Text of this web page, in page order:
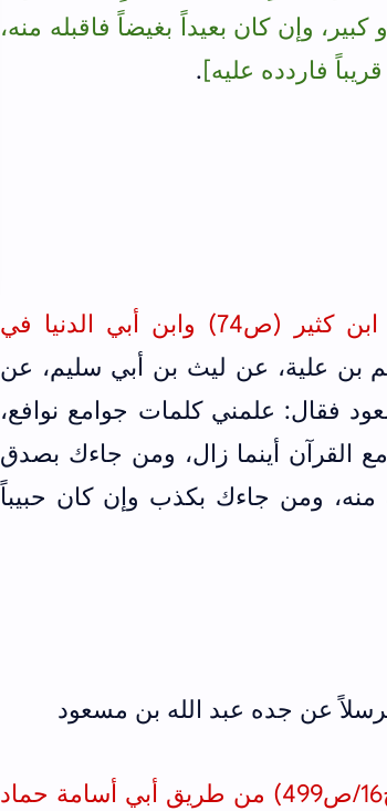
وإن كان بعيداً بغيضاً فاقبله منه،
فاردده عليه].
كثير (ص74) و
ابن أبي الدنيا في
بن علية، عن ليث بن أبي سليم، عن
فقال: علمني كلمات جوامع نوافع،
القرآن أينما زال، ومن جاءك بصدق
منه، ومن جاءك بكذب وإن كان حبيباً
من طريق أبي أسامة حماد